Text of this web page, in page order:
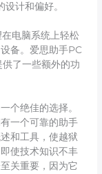
计和偏好。
电脑系统上轻松
备。爱思助手PC
了一些额外的功
个绝佳的选择。
一个可靠的助手
和工具，使越狱
使技术知识不丰
关重要，因为它